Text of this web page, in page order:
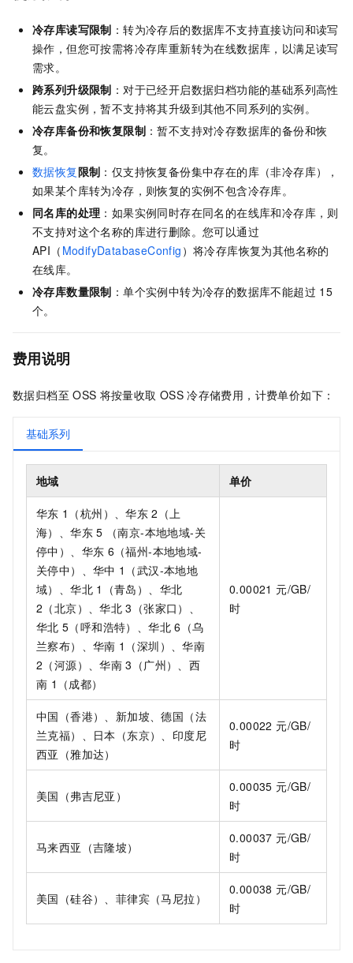
冷存库读写限制 ：转为冷存后的数据库不支持直接访问和读写
操作，但您可按需将冷存库重新转为在线数据库，以满足读写
需求。
跨系列升级限制 ：对于已经开启数据归档功能的基础系列高性
能云盘实例，暂不支持将其升级到其他不同系列的实例。
冷存库备份和恢复限制 ：暂不支持对冷存数据库的备份和恢
复。
数据恢复限制 ： 仅支持恢复备份集中存在的库（非冷存库），
如果某个库转为冷存，则恢复的实例不包含冷存库。
同名库的处理 ： 如果实例同时存在同名的在线库和冷存库，则
不支持对这个名称的库进行删除。您可以通过
API（ ModifyDatabaseConfig ）将冷存库恢复为其他名称的
在线库。
冷存库数量限制 ：单个实例中转为冷存的数据库不能超过 15
个。
费用说明
数据归档至 OSS 将按量收取 OSS 冷存储费用，计费单价如下：
基础系列
地域 单价
华东 1（杭州）、华东 2（上
海）、华东 5 （南京-本地地域-关
停中）、华东 6（福州-本地地域-
关停中）、华中 1（武汉-本地地
域）、华北 1（青岛）、华北
2（北京）、华北 3（张家口）、
华北 5（呼和浩特）、华北 6（乌
兰察布）、华南 1（深圳）、华南
2（河源）、华南 3（广州）、西
南 1（成都）
0.00021 元/GB/
时
中国（香港）、新加坡、德国（法
兰克福）、日本（东京）、印度尼
西亚（雅加达）
0.00022 元/GB/
时
美国（弗吉尼亚）
0.00035 元/GB/
时
马来西亚（吉隆坡）
0.00037 元/GB/
时
美国（硅谷）、菲律宾（马尼拉）
0.00038 元/GB/
时